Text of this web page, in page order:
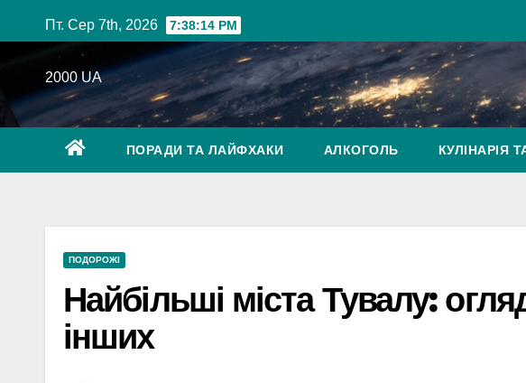
до
Пт. Сер 7th, 2026 7:38:15 PM
2000 UA
ПОРАДИ ТА ЛАЙФХАКИ АЛКОГОЛЬ КУЛІНАРІЯ
ПОДОРОЖІ
Найбільші міста Тувалу:
інших